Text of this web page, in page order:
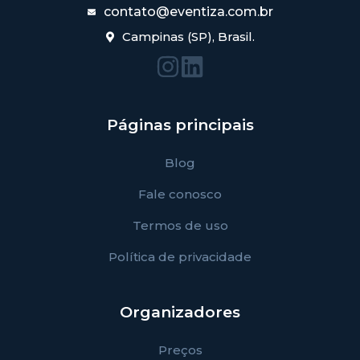
contato@eventiza.com.br
Campinas (SP), Brasil.
Páginas principais
Blog
Fale conosco
Termos de uso
Política de privacidade
Organizadores
Preços